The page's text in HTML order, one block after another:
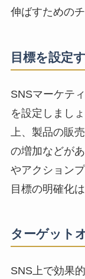
伸ばすための
目標を設定
SNSマーケテ
を設定しまし
上、製品の販
の増加などが
やアクション
目標の明確化
ターゲット
SNS上で効果